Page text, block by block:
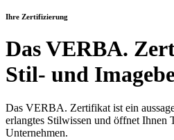
Ihre Zertifizierung
Das VERBA.
Stil- und
Das VERBA. Zertifikat ist ein
erlangtes Stilwissen und öffnet Ihnen
Unternehmen.